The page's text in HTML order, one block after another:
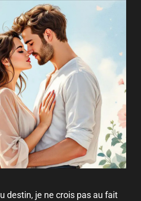
destin, je ne crois pas au fait